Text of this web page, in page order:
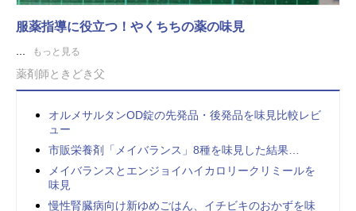
服薬指導に役立つ！やくちちの薬の味見
もっと見る
薬剤師ときどき父
オルメサルタンOD錠の先発品・後発品を味見比較レビ
ュー
市販栄養剤「メイバランス」8種を味見した結果…
メイバランスとエンジョイハイカロリークリミールを
味見
慢性腎臓病向け新ゆめごはん、イチビキのおかずを味